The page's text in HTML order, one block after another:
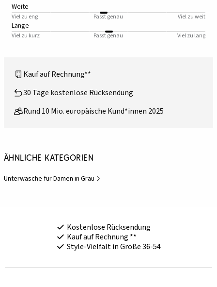
Weite
Viel zu eng Passt genau Viel zu weit
Länge
Viel zu kurz Passt genau Viel zu lang
Kauf auf Rechnung**
30 Tage kostenlose Rücksendung
Rund 10 Mio. europäische Kund*innen 2025
Ähnliche Kategorien
Unterwäsche für Damen in Grau
Kostenlose Rücksendung
Kauf auf Rechnung **
Style-Vielfalt in Größe 36-54